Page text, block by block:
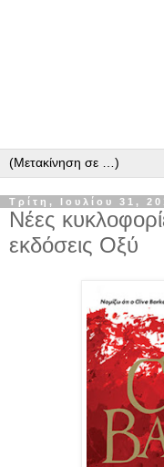
Τρίτη, Ιουλίου 31,
Νέες
εκδόσεις Οξύ